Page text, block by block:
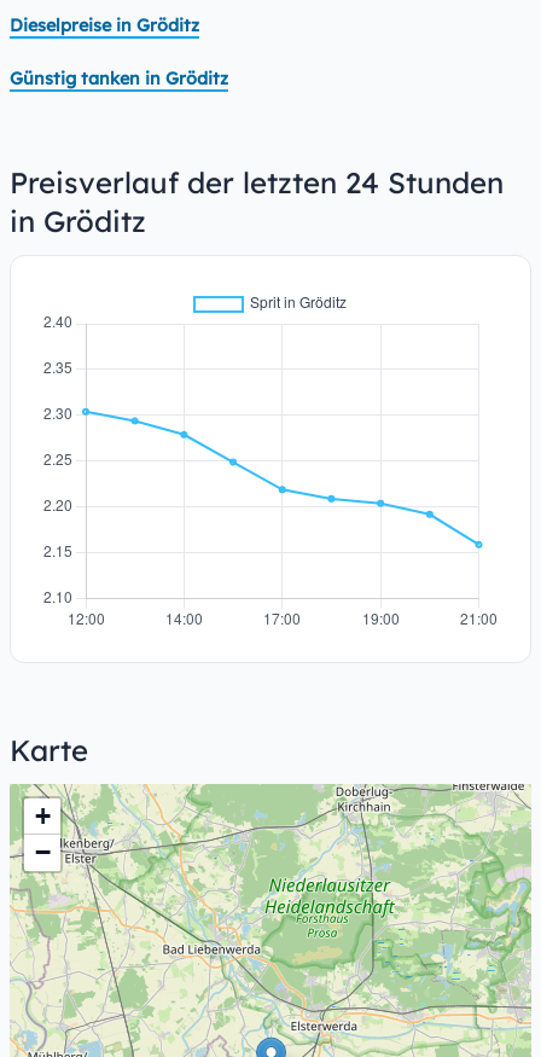
Dieselpreise in Gröditz
Günstig tanken in Gröditz
Preisverlauf der letzten 24 Stunden
in Gröditz
Karte
+
−